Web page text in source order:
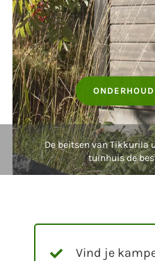
De beitsen van Tikkurila
tuinhuis de
Vind je